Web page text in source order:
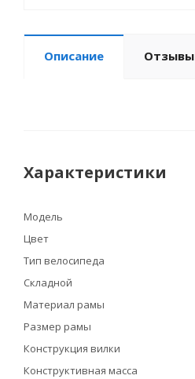
Описание Отзывы
Характеристики
Модель
Цвет
Тип велосипеда
Складной
Материал рамы
Размер рамы
Конструкция вилки
Конструктивная масса